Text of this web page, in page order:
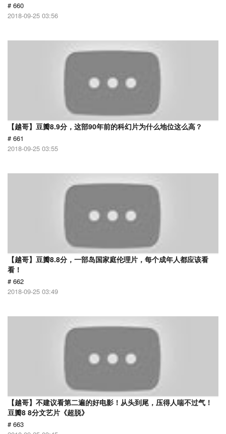
# 660
2018-09-25 03:56
【越哥】豆瓣8.9分，这部90年前的科幻片为什么地位这么高？
# 661
2018-09-25 03:55
【越哥】豆瓣8.8分，一部岛国家庭伦理片，每个成年人都应该看
看！
# 662
2018-09-25 03:49
【越哥】不建议看第二遍的好电影！从头到尾，压得人喘不过气！
豆瓣8 8分文艺片《超脱》
# 663